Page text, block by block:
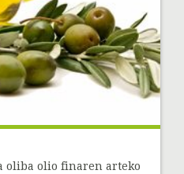
oliba olio finaren arteko